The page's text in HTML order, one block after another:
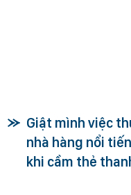
Giật mình việc
nhà hàng nổi
khi cầm thẻ